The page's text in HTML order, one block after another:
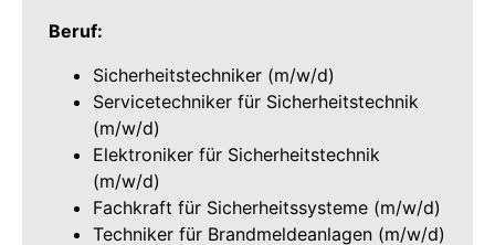
Beruf:
Sicherheitstechniker (m/w/d)
Servicetechniker für Sicherheitstechnik
(m/w/d)
Elektroniker für Sicherheitstechnik
(m/w/d)
Fachkraft für Sicherheitssysteme (m/w/d)
Techniker für Brandmeldeanlagen (m/w/d)